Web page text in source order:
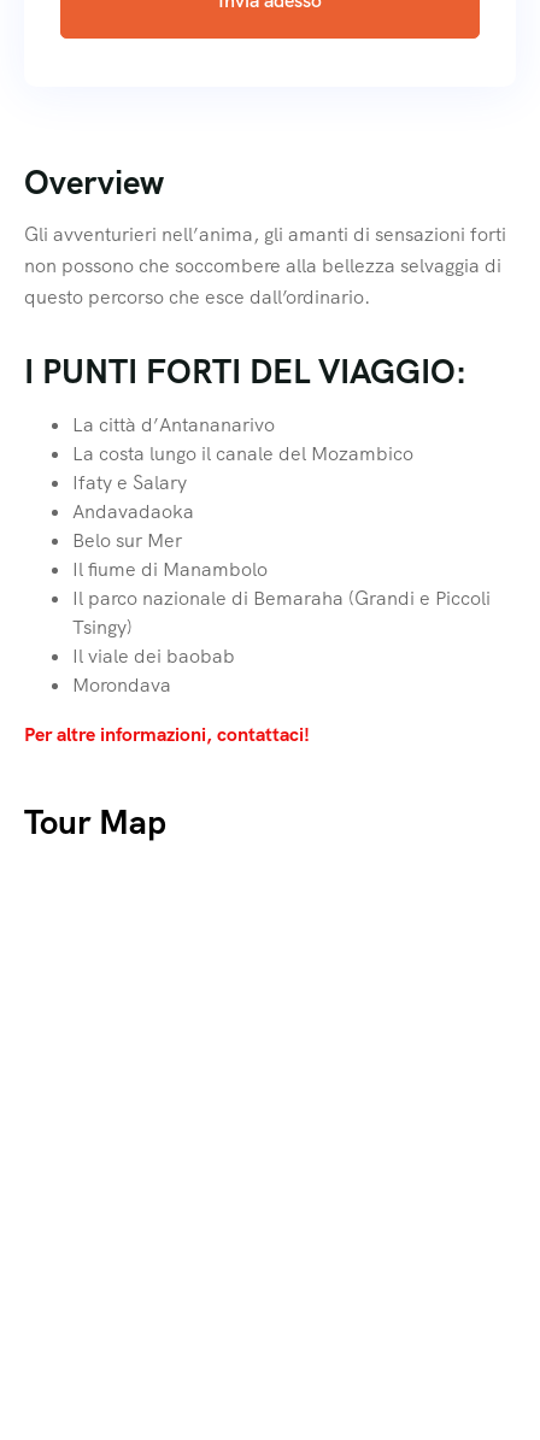
Overview
Gli avventurieri nell’anima, gli amanti di sensazioni forti
non possono che soccombere alla bellezza selvaggia di
questo percorso che esce dall’ordinario.
I PUNTI FORTI DEL VIAGGIO:
La città d’Antananarivo
La costa lungo il canale del Mozambico
Ifaty e Salary
Andavadaoka
Belo sur Mer
Il fiume di Manambolo
Il parco nazionale di Bemaraha (Grandi e Piccoli
Tsingy)
Il viale dei baobab
Morondava
Per altre informazioni, contattaci!
Tour Map